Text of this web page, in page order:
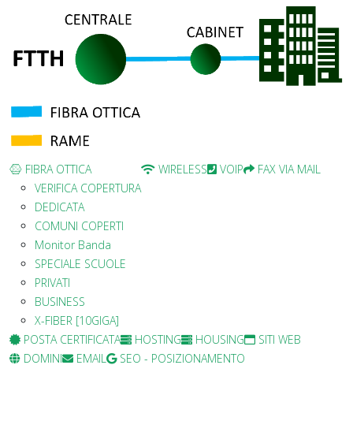
FIBRA OTTICA
VERIFICA COPERTURA
DEDICATA
COMUNI COPERTI
Monitor Banda
SPECIALE SCUOLE
PRIVATI
BUSINESS
X-FIBER [10GIGA]
WIRELESS VOIP FAX VIA MAIL
POSTA CERTIFICATA HOSTING HOUSING
SITI WEB
DOMINI
EMAIL SEO - POSIZIONAMENTO